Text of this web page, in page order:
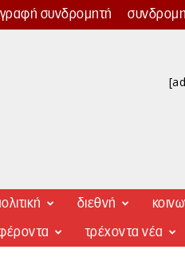
συνδρομητή
διεθνή
τρέχοντα νέα